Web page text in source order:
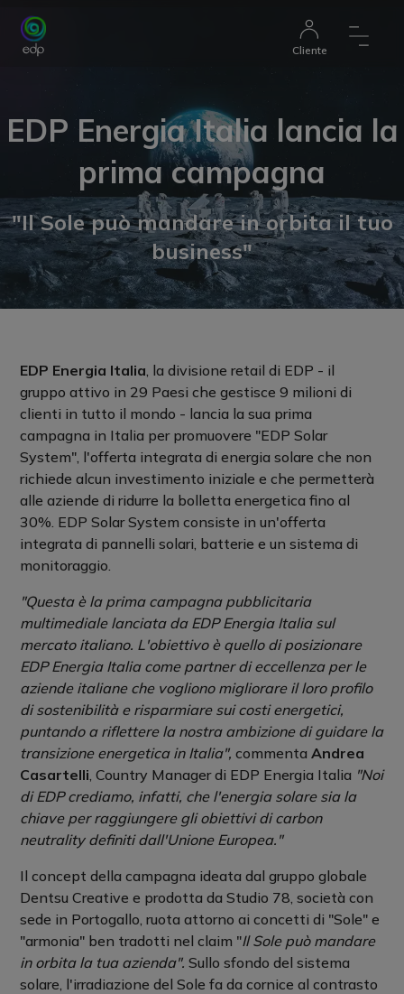
Cliente
EDP Energia Italia lancia la
prima campagna
"Il Sole può mandare in orbita il tuo
business"
EDP Energia Italia, la divisione retail di EDP - il
gruppo attivo in 29 Paesi che gestisce 9 milioni di
clienti in tutto il mondo - lancia la sua prima
campagna in Italia per promuovere "EDP Solar
System", l'offerta integrata di energia solare che non
richiede alcun investimento iniziale e che permetterà
alle aziende di ridurre la bolletta energetica fino al
30%. EDP Solar System consiste in un'offerta
integrata di pannelli solari, batterie e un sistema di
monitoraggio.
"Questa è la prima campagna pubblicitaria
multimediale lanciata da EDP Energia Italia sul
mercato italiano. L'obiettivo è quello di posizionare
EDP Energia Italia come partner di eccellenza per le
aziende italiane che vogliono migliorare il loro profilo
di sostenibilità e risparmiare sui costi energetici,
puntando a riflettere la nostra ambizione di guidare la
transizione energetica in Italia",commentaAndrea
Casartelli, Country Manager di EDP Energia Italia "Noi
di EDP crediamo, infatti, che l'energia solare sia la
chiave per raggiungere gli obiettivi di carbon
neutrality definiti dall'Unione Europea."
Il concept della campagna ideata dal gruppo globale
Dentsu Creative e prodotta da Studio 78, società con
sede in Portogallo, ruota attorno ai concetti di "Sole" e
"armonia" ben tradotti nel claim "Il Sole può mandare
in orbita la tua azienda". Sullo sfondo del sistema
solare, l'irradiazione del Sole fa da cornice al contrasto